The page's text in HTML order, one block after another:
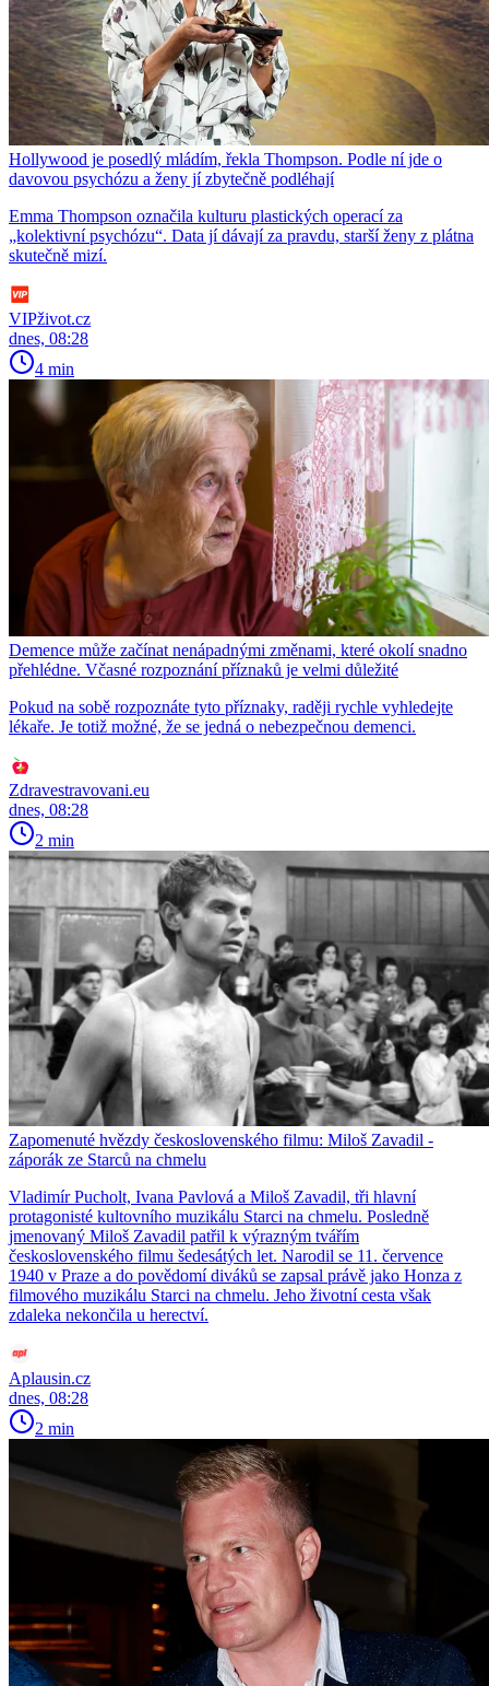
Hollywood je posedlý mládím, řekla Thompson. Podle ní jde o
davovou psychózu a ženy jí zbytečně podléhají
Emma Thompson označila kulturu plastických operací za
„kolektivní psychózu“. Data jí dávají za pravdu, starší ženy z plátna
skutečně mizí.
VIPživot.cz
dnes, 08:28
4 min
Demence může začínat nenápadnými změnami, které okolí snadno
přehlédne. Včasné rozpoznání příznaků je velmi důležité
Pokud na sobě rozpoznáte tyto příznaky, raději rychle vyhledejte
lékaře. Je totiž možné, že se jedná o nebezpečnou demenci.
Zdravestravovani.eu
dnes, 08:28
2 min
Zapomenuté hvězdy československého filmu: Miloš Zavadil -
záporák ze Starců na chmelu
Vladimír Pucholt, Ivana Pavlová a Miloš Zavadil, tři hlavní
protagonisté kultovního muzikálu Starci na chmelu. Posledně
jmenovaný Miloš Zavadil patřil k výrazným tvářím
československého filmu šedesátých let. Narodil se 11. července
1940 v Praze a do povědomí diváků se zapsal právě jako Honza z
filmového muzikálu Starci na chmelu. Jeho životní cesta však
zdaleka nekončila u herectví.
Aplausin.cz
dnes, 08:28
2 min